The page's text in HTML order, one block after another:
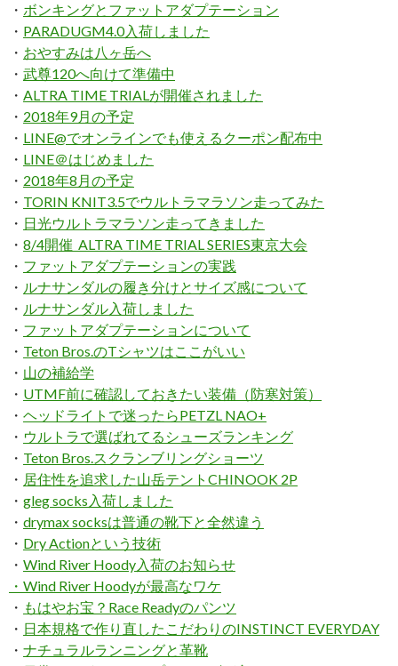
・ ボンキングとファットアダプテーション
・ PARADUGM4.0入荷しました
・ おやすみは八ヶ岳へ
・ 武尊120へ向けて準備中
・ ALTRA TIME TRIALが開催されました
・ 2018年9月の予定
・ LINE@でオンラインでも使えるクーポン配布中
・ LINE＠はじめました
・ 2018年8月の予定
・ TORIN KNIT3.5でウルトラマラソン走ってみた
・ 日光ウルトラマラソン走ってきました
・ 8/4開催 ALTRA TIME TRIAL SERIES東京大会
・ ファットアダプテーションの実践
・ ルナサンダルの履き分けとサイズ感について
・ ルナサンダル入荷しました
・ ファットアダプテーションについて
・ Teton Bros.のTシャツはここがいい
・ 山の補給学
・ UTMF前に確認しておきたい装備（防寒対策）
・ ヘッドライトで迷ったらPETZL NAO+
・ ウルトラで選ばれてるシューズランキング
・ Teton Bros.スクランブリングショーツ
・ 居住性を追求した山岳テントCHINOOK 2P
・ gleg socks入荷しました
・ drymax socksは普通の靴下と全然違う
・ Dry Actionという技術
・ Wind River Hoody入荷のお知らせ
・Wind River Hoodyが最高なワケ
・ もはやお宝？Race Readyのパンツ
・ 日本規格で作り直したこだわりのINSTINCT EVERYDAY
・ ナチュラルランニングと革靴